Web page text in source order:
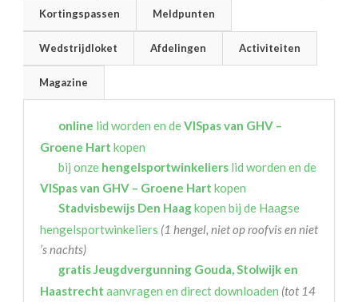
Kortingspassen Meldpunten
Wedstrijdloket Afdelingen Activiteiten
Magazine
online lid worden en deVISpas van GHV –
Groene Hart kopen
bij onze hengelsportwinkeliers lid worden en de
VISpas van GHV – Groene Hart kopen
Stadvisbewijs Den Haagkopen bij de Haagse
hengelsportwinkeliers (1 hengel, niet op roofvis en niet
’s nachts)
gratis Jeugdvergunning Gouda, Stolwijk en
Haastrecht aanvragen en direct downloaden (tot 14